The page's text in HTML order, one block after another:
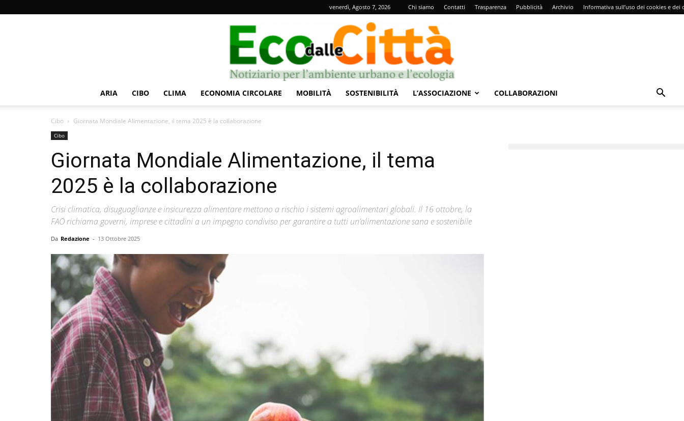
venerdì, Agosto 7, 2026 Chi siamo Contatti Trasparenza Pubblicità Archivio Informativa sull’uso dei cookies e dei
ARIA CIBO CLIMA ECONOMIA CIRCOLARE MOBILITÀ SOSTENIBILITÀ L’ASSOCIAZIONE COLLABORAZIONI
Cibo Giornata Mondiale Alimentazione, il tema 2025 è la collaborazione
Cibo
Giornata Mondiale Alimentazione, il tema
2025 è la collaborazione
Crisi climatica, disuguaglianze e insicurezza alimentare mettono a rischio i sistemi agroalimentari globali. Il 16 ottobre, la
FAO richiama governi, imprese e cittadini a un impegno condiviso per garantire a tutti un’alimentazione sana e sostenibile
Da Redazione - 13 Ottobre 2025